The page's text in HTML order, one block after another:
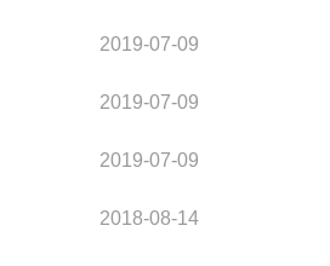
2019-07-09
2019-07-09
2019-07-09
2018-08-14